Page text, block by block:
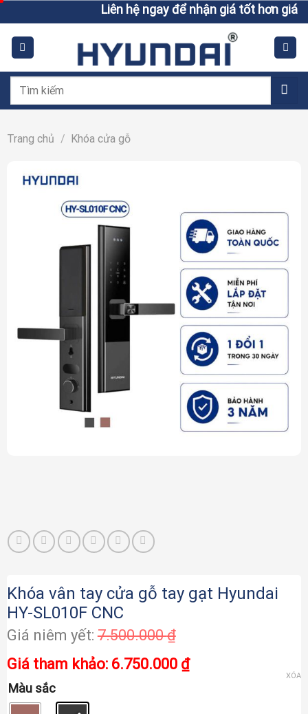
to
content
Liên hệ ngay để nhận giá tốt hơn giá niêm
Tìm
Trang chủ / Khóa cửa gỗ
Khóa vân tay cửa gỗ tay gạt Hyundai
HY-SL010F CNC
7.500.000₫
6.750.000 ₫
Màu sắc
XÓA